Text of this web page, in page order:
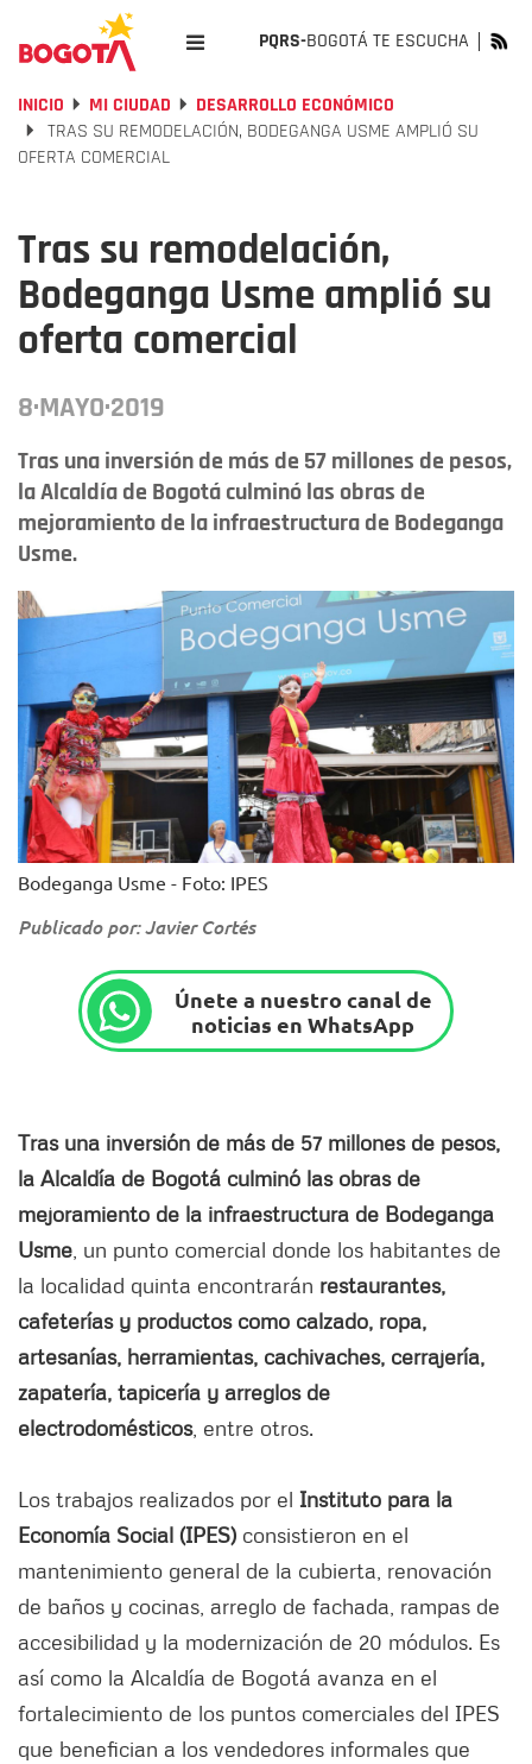
PQRS-BOGOTÁ TE ESCUCHA
INICIO MI CIUDAD
DESARROLLO ECONÓMICO
TRAS SU REMODELACIÓN, BODEGANGA USME AMPLIÓ SU
OFERTA COMERCIAL
Tras su remodelación,
Bodeganga Usme amplió su
oferta comercial
8·MAYO·2019
Tras una inversión de más de 57 millones de pesos,
la Alcaldía de Bogotá culminó las obras de
mejoramiento de la infraestructura de Bodeganga
Usme.
Bodeganga Usme - Foto: IPES
Publicado por: Javier Cortés
Únete a nuestro canal de
noticias en WhatsApp
Tras una inversión de más de 57 millones de pesos,
la Alcaldía de Bogotá culminó las obras de
mejoramiento de la infraestructura de Bodeganga
Usme , un punto comercial donde los habitantes de
la localidad quinta encontrarán restaurantes,
cafeterías y productos como calzado, ropa,
artesanías, herramientas, cachivaches, cerrajería,
zapatería, tapicería y arreglos de
electrodomésticos, entre otros.
Los trabajos realizados por el Instituto para la
Economía Social (IPES) consistieron en el
mantenimiento general de la cubierta, renovación
de baños y cocinas, arreglo de fachada, rampas de
accesibilidad y la modernización de 20 módulos. Es
así como la Alcaldía de Bogotá avanza en el
fortalecimiento de los puntos comerciales del IPES
que benefician a los vendedores informales que